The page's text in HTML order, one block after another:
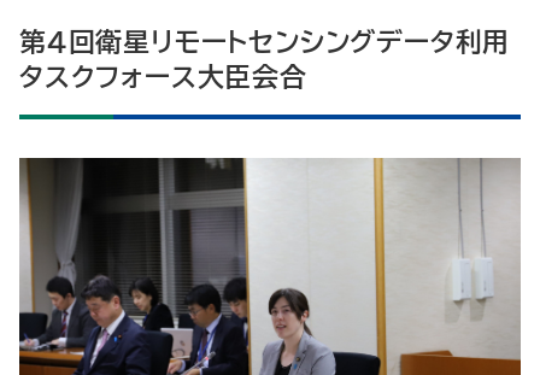
第４回衛星リモートセンシングデータ利用
タスクフォース大臣会合